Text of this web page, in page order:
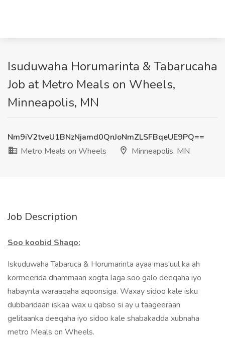
Isuduwaha Horumarinta & Tabarucaha
Job at Metro Meals on Wheels,
Minneapolis, MN
Nm9iV2tveU1BNzNjamd0QnJoNmZLSFBqeUE9PQ==
Metro Meals on Wheels
Minneapolis, MN
Job Description
Soo koobid Shaqo:
Iskuduwaha Tabaruca & Horumarinta ayaa mas'uul ka ah
kormeerida dhammaan xogta laga soo galo deeqaha iyo
habaynta waraaqaha aqoonsiga. Waxay sidoo kale isku
dubbaridaan iskaa wax u qabso si ay u taageeraan
gelitaanka deeqaha iyo sidoo kale shabakadda xubnaha
metro Meals on Wheels.